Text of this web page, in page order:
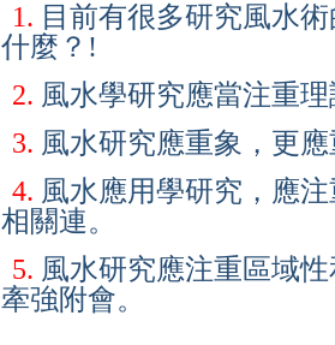
1. 目前有很多研究風水
什麼？!
2. 風水學研究應當注重
3. 風水研究應重象，更
4. 風水應用學研究，應
相關連。
5. 風水研究應注重區域
牽強附會。